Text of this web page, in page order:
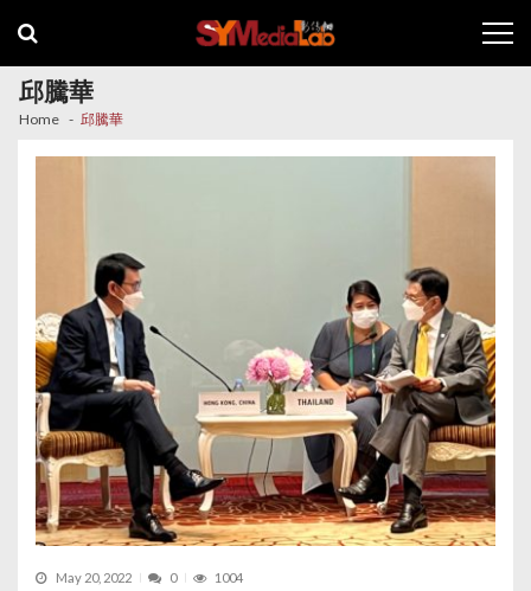
navigation
content
邱騰華
Home 邱騰華
May 20, 2022 0 1004